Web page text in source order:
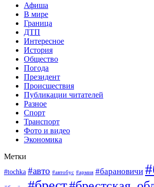
Афиша
В мире
Граница
ДТП
Интересное
История
Общество
Погода
Президент
Происшествия
Публикации читателей
Разное
Спорт
Транспорт
Фото и видео
Экономика
Метки
#tochka #авто #автобус #армия #барановичи